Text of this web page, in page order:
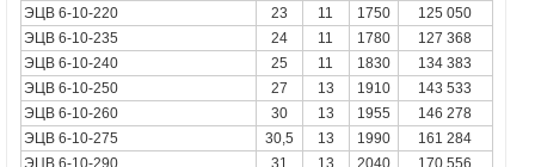
ЭЦВ 6-10-220
23 11 1750
125 050
ЭЦВ 6-10-235
24 11 1780
127 368
ЭЦВ 6-10-240
25 11 1830
134 383
ЭЦВ 6-10-250
27 13 1910
143 533
ЭЦВ 6-10-260
30 13 1955
146 278
ЭЦВ 6-10-275
30,5 13 1990
161 284
ЭЦВ 6-10-290
31 13 2040 170 556